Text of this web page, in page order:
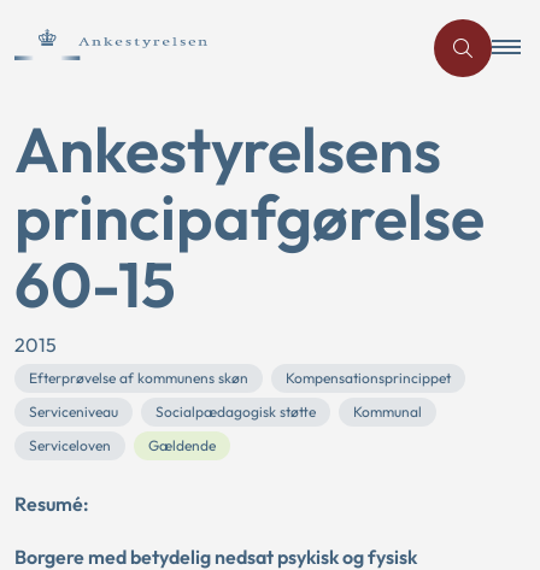
Ankestyrelsens
principafgørelse
60-15
2015
Efterprøvelse af kommunens skøn
Kompensationsprincippet
Serviceniveau
Socialpædagogisk støtte
Kommunal
Serviceloven
Gældende
Resumé:
Borgere med betydelig nedsat psykisk og fysisk